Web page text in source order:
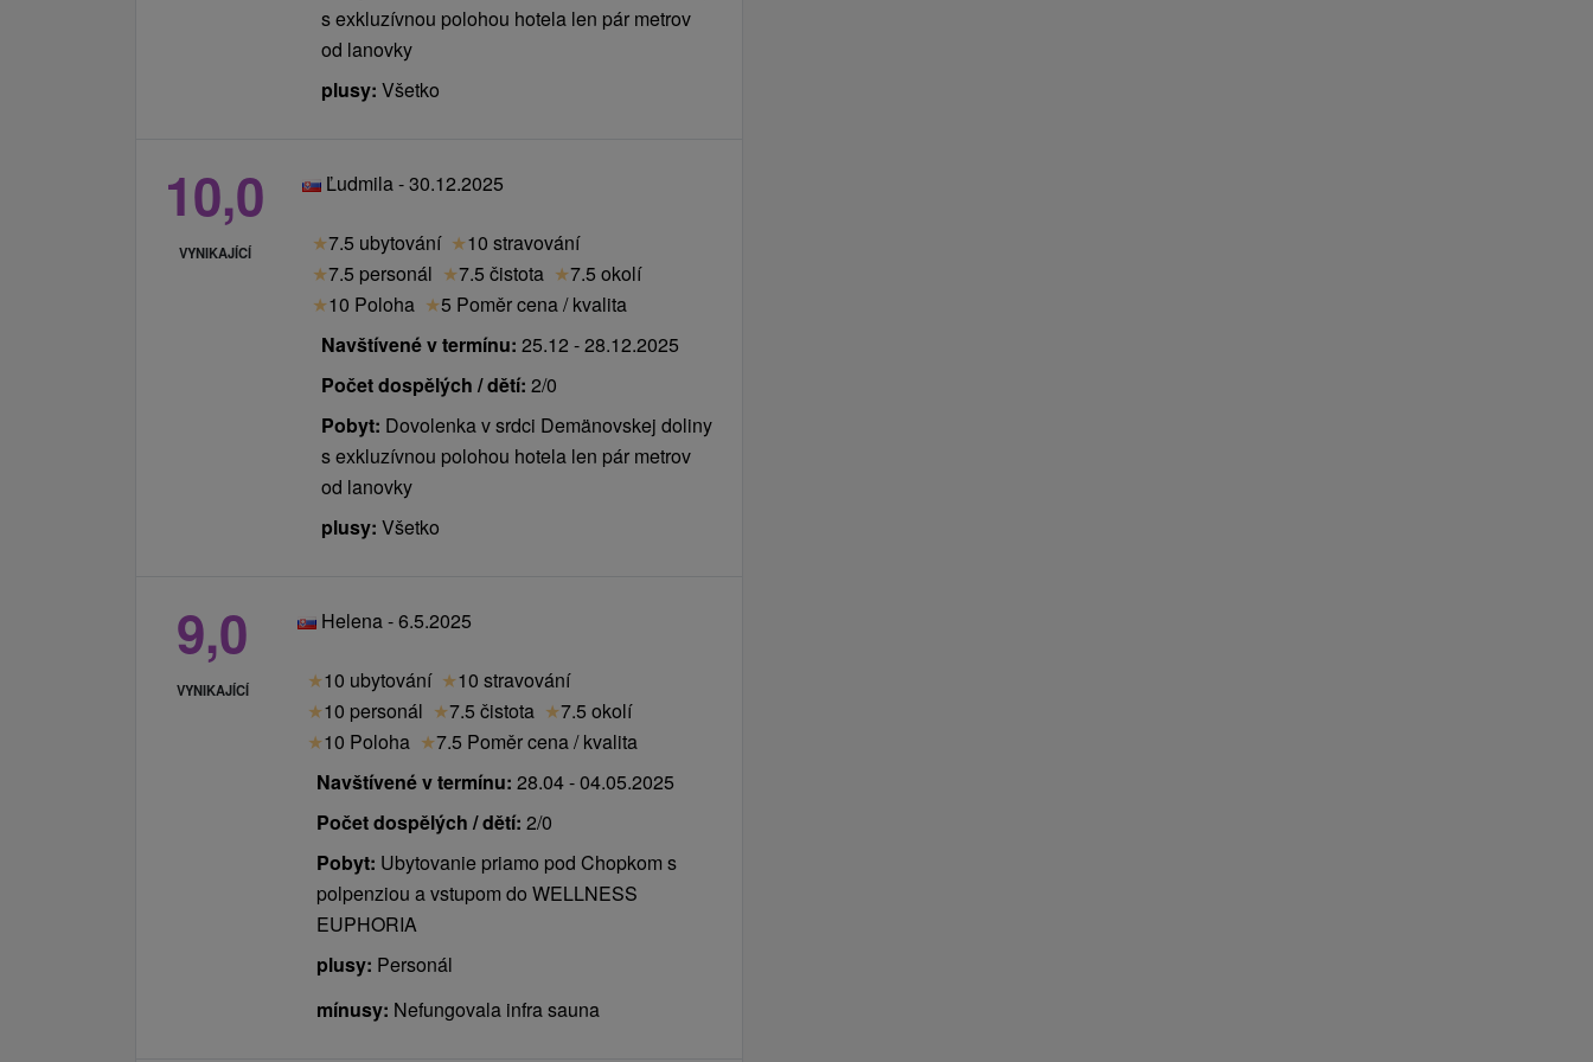
zvýhodněné osoby SENIOR).
Ceník - Příplatky
daň za ubytování 1,50 € / osoba / noc
za ubytování se zvířetem 20,00 € / zvíře / noc
s exkluzívnou polohou hotela len pár metrov
od lanovky
plusy: Všetko
10,0
VYNIKAJÍCÍ
Ľudmila - 30.12.2025
★7.5 ubytování ★10 stravování
★7.5 personál ★7.5 čistota ★7.5 okolí
★10 Poloha ★5 Poměr cena / kvalita
Navštívené v termínu: 25.12 - 28.12.2025
Počet dospělých / dětí: 2/0
Pobyt: Dovolenka v srdci Demänovskej doliny
s exkluzívnou polohou hotela len pár metrov
od lanovky
plusy: Všetko
9,0
VYNIKAJÍCÍ
Helena - 6.5.2025
★10 ubytování ★10 stravování
★10 personál ★7.5 čistota ★7.5 okolí
★10 Poloha ★7.5 Poměr cena / kvalita
Navštívené v termínu: 28.04 - 04.05.2025
Počet dospělých / dětí: 2/0
Pobyt: Ubytovanie priamo pod Chopkom s
polpenziou a vstupom do WELLNESS
EUPHORIA
plusy: Personál
mínusy: Nefungovala infra sauna